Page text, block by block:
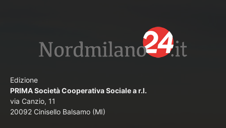
Edizione
PRIMA Società Cooperativa Sociale a r.l.
via Canzio, 11
20092 Cinisello Balsamo (MI)